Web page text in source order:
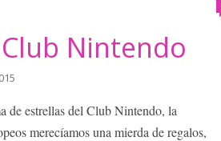
Nintendo
de estrellas del Club Nintendo, la
merecíamos una mierda de regalos,